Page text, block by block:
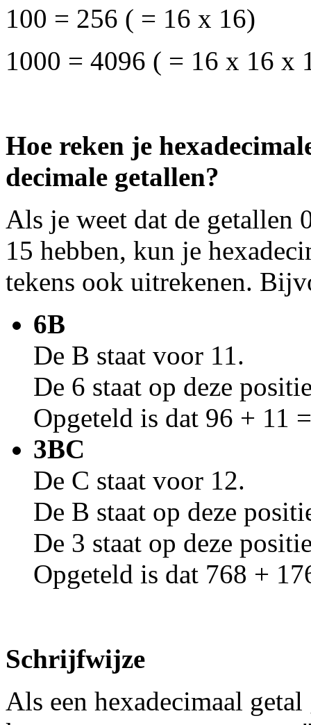
100 = 256 ( = 16 x 16)
1000 = 4096 ( = 16 x 16 x
Hoe reken je
decimale getallen?
Als je weet dat de getallen
15 hebben, kun je
tekens ook uitrekenen.
6B
De B staat voor 11.
De 6 staat op deze
Opgeteld is dat 96 + 11
3BC
De C staat voor 12.
De B staat op deze
De 3 staat op deze
Opgeteld is dat 768 +
Schrijfwijze
Als een hexadecimaal